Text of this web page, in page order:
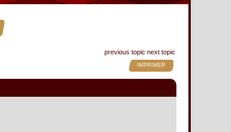
previous topic next topic
IMPRIMER